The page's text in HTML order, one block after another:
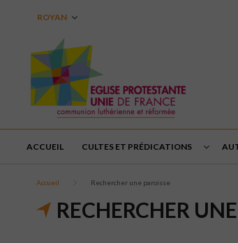
ROYAN
ACCUEIL CULTES ET PRÉDICATIONS
Accueil Rechercher une paroisse
RECHERCHER